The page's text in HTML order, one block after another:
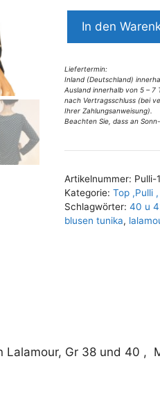
7998LT9
Gr
38
u
40
In den
Liefertermin:
Inland (Deutschland)
Ausland innerhalb von 5 – 7
nach Vertragsschluss (bei
Ihrer Zahlungsanweisung).
Beachten Sie, dass an
l
e
r
n
Artikelnummer: Pulli-
Kategorie:Top ,Pulli
Schlagwörter:40 u
blusen tunika,
Lalamour, Gr 38 und 40 ,